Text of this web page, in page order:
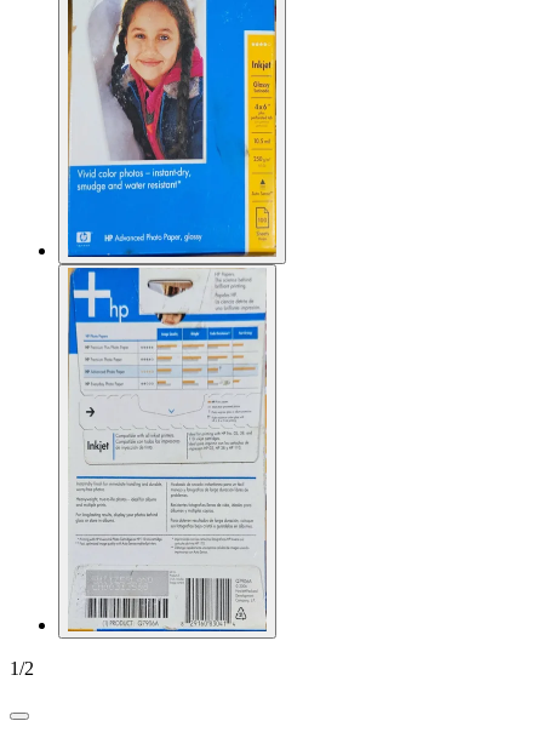
1/2